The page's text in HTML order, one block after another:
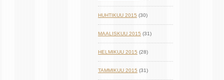
HUHTIKUU 2015 (30)
MAALISKUU 2015 (31)
HELMIKUU 2015 (28)
TAMMIKUU 2015 (31)